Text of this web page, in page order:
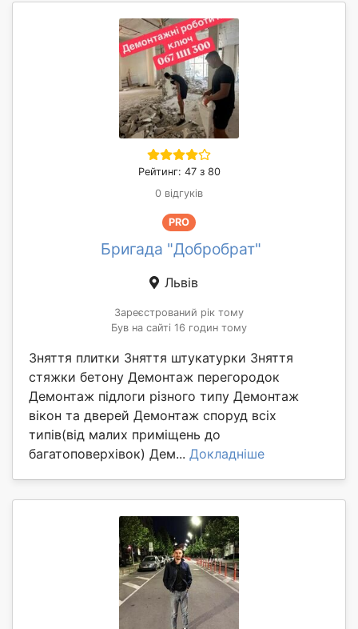
Рейтинг: 47 з 80
0 відгуків
PRO
Бригада "Добробрат"
Львів
Зареєстрований рік тому
Був на сайті 16 годин тому
Зняття плитки Зняття штукатурки Зняття
стяжки бетону Демонтаж перегородок
Демонтаж підлоги різного типу Демонтаж
вікон та дверей Демонтаж споруд всіх
типів(від малих приміщень до
багатоповерхівок) Дем... Докладніше